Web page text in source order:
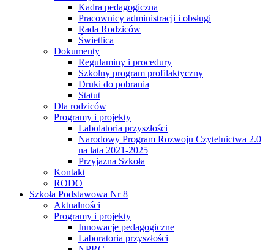
Kadra pedagogiczna
Pracownicy administracji i obsługi
Rada Rodziców
Świetlica
Dokumenty
Regulaminy i procedury
Szkolny program profilaktyczny
Druki do pobrania
Statut
Dla rodziców
Programy i projekty
Labolatoria przyszłości
Narodowy Program Rozwoju Czytelnictwa 2.0
na lata 2021-2025
Przyjazna Szkoła
Kontakt
RODO
Szkoła Podstawowa Nr 8
Aktualności
Programy i projekty
Innowacje pedagogiczne
Laboratoria przyszłości